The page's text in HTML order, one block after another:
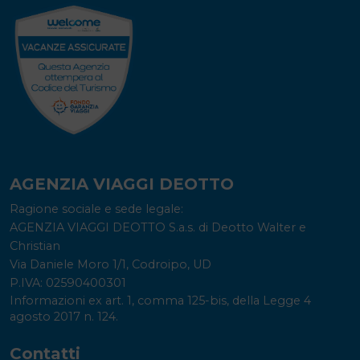
AGENZIA VIAGGI DEOTTO
Ragione sociale e sede legale:
AGENZIA VIAGGI DEOTTO S.a.s. di Deotto Walter e
Christian
Via Daniele Moro 1/1, Codroipo, UD
P.IVA: 02590400301
Informazioni ex art. 1, comma 125-bis, della Legge 4
agosto 2017 n. 124.
Contatti